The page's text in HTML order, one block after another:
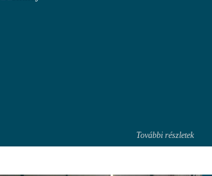
További részletek